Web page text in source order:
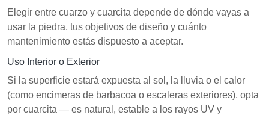
Elegir entre cuarzo y cuarcita depende de dónde vayas a
usar la piedra, tus objetivos de diseño y cuánto
mantenimiento estás dispuesto a aceptar.
Uso Interior o Exterior
Si la superficie estará expuesta al sol, la lluvia o el calor
(como encimeras de barbacoa o escaleras exteriores), opta
por cuarcita — es natural, estable a los rayos UV y